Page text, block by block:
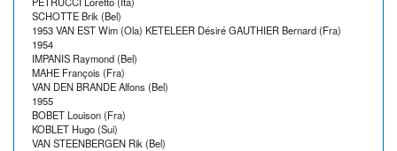
SCHOTTE Brik (Bel)
1953 VAN EST Wim (Ola) KETELEER Désiré GAUTHIER Bernard (Fra)
1954
IMPANIS Raymond (Bel)
MAHE François (Fra)
VAN DEN BRANDE Alfons (Bel)
1955
BOBET Louison (Fra)
KOBLET Hugo (Sui)
VAN STEENBERGEN Rik (Bel)